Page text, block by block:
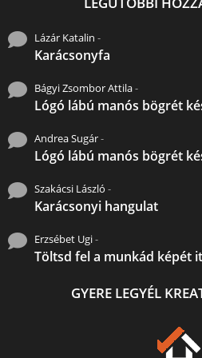
Lázár Katalin -
Karácsonyfa
Bágyi Zsombor Attila-
Lógó lábú manós bögrét
Andrea Sugár-
Lógó lábú manós bögrét
Szakácsi László -
Karácsonyi hangulat
Erzsébet Ugi-
Töltsd fel a munkád képét
GYERE LEGYÉL